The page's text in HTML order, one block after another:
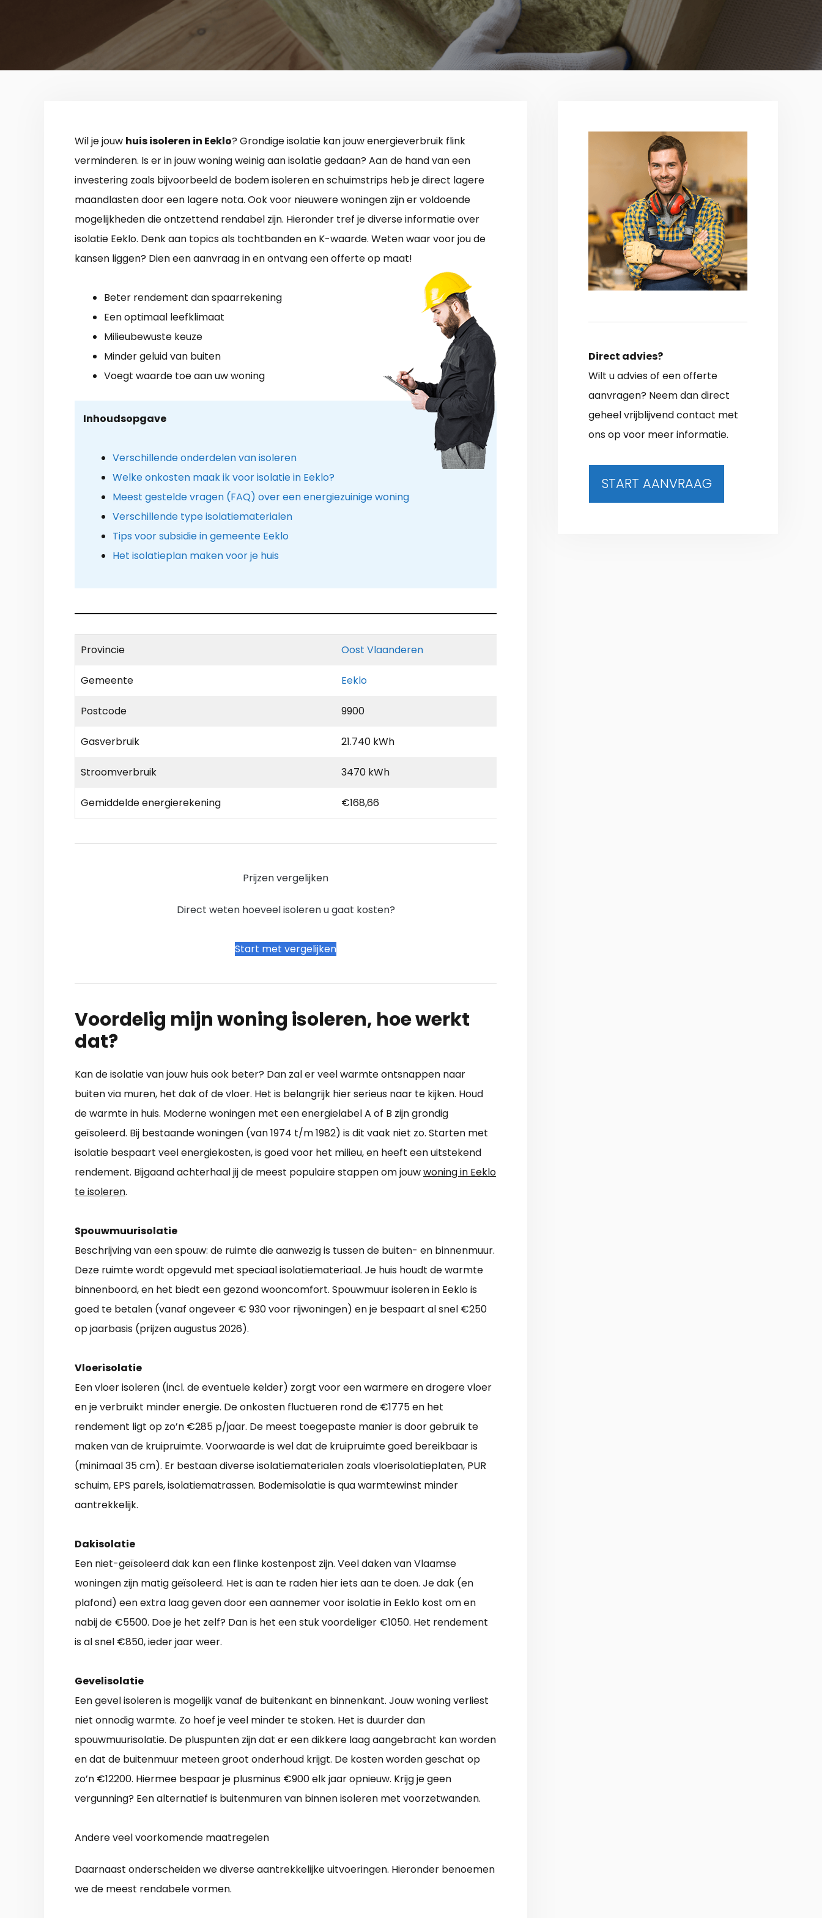
Wil je jouw huis isoleren in Eeklo? Grondige isolatie kan jouw energieverbruik flink
verminderen. Is er in jouw woning weinig aan isolatie gedaan? Aan de hand van een
investering zoals bijvoorbeeld de bodem isoleren en schuimstrips heb je direct lagere
maandlasten door een lagere nota. Ook voor nieuwere woningen zijn er voldoende
mogelijkheden die ontzettend rendabel zijn. Hieronder tref je diverse informatie over
isolatie Eeklo. Denk aan topics als tochtbanden en K-waarde. Weten waar voor jou de
kansen liggen? Dien een aanvraag in en ontvang een offerte op maat!
Beter rendement dan spaarrekening
Een optimaal leefklimaat
Milieubewuste keuze
Minder geluid van buiten
Voegt waarde toe aan uw woning
Inhoudsopgave
Verschillende onderdelen van isoleren
Welke onkosten maak ik voor isolatie in Eeklo?
Meest gestelde vragen (FAQ) over een energiezuinige woning
Verschillende type isolatiematerialen
Tips voor subsidie in gemeente Eeklo
Het isolatieplan maken voor je huis
Provincie Oost Vlaanderen
Gemeente Eeklo
Postcode 9900
Gasverbruik 21.740 kWh
Stroomverbruik 3470 kWh
Gemiddelde energierekening €168,66
Prijzen vergelijken
Direct weten hoeveel isoleren u gaat kosten?
Start met vergelijken
Voordelig mijn woning isoleren, hoe werkt
dat?
Kan de isolatie van jouw huis ook beter? Dan zal er veel warmte ontsnappen naar
buiten via muren, het dak of de vloer. Het is belangrijk hier serieus naar te kijken. Houd
de warmte in huis. Moderne woningen met een energielabel A of B zijn grondig
geïsoleerd. Bij bestaande woningen (van 1974 t/m 1982) is dit vaak niet zo. Starten met
isolatie bespaart veel energiekosten, is goed voor het milieu, en heeft een uitstekend
rendement. Bijgaand achterhaal jij de meest populaire stappen om jouwwoning in Eeklo
te isoleren.
Spouwmuurisolatie
Beschrijving van een spouw: de ruimte die aanwezig is tussen de buiten- en binnenmuur.
Deze ruimte wordt opgevuld met speciaal isolatiemateriaal. Je huis houdt de warmte
binnenboord, en het biedt een gezond wooncomfort. Spouwmuur isoleren in Eeklo is
goed te betalen (vanaf ongeveer € 930 voor rijwoningen) en je bespaart al snel €250
op jaarbasis (prijzen augustus 2026).
Vloerisolatie
Een vloer isoleren (incl. de eventuele kelder) zorgt voor een warmere en drogere vloer
en je verbruikt minder energie. De onkosten fluctueren rond de €1775 en het
rendement ligt op zo’n €285 p/jaar. De meest toegepaste manier is door gebruik te
maken van de kruipruimte. Voorwaarde is wel dat de kruipruimte goed bereikbaar is
(minimaal 35 cm). Er bestaan diverse isolatiematerialen zoals vloerisolatieplaten, PUR
schuim, EPS parels, isolatiematrassen. Bodemisolatie is qua warmtewinst minder
aantrekkelijk.
Dakisolatie
Een niet-geïsoleerd dak kan een flinke kostenpost zijn. Veel daken van Vlaamse
woningen zijn matig geïsoleerd. Het is aan te raden hier iets aan te doen. Je dak (en
plafond) een extra laag geven door een aannemer voor isolatie in Eeklo kost om en
nabij de €5500. Doe je het zelf? Dan is het een stuk voordeliger €1050. Het rendement
is al snel €850, ieder jaar weer.
Gevelisolatie
Een gevel isoleren is mogelijk vanaf de buitenkant en binnenkant. Jouw woning verliest
niet onnodig warmte. Zo hoef je veel minder te stoken. Het is duurder dan
spouwmuurisolatie. De pluspunten zijn dat er een dikkere laag aangebracht kan worden
en dat de buitenmuur meteen groot onderhoud krijgt. De kosten worden geschat op
zo’n €12200. Hiermee bespaar je plusminus €900 elk jaar opnieuw. Krijg je geen
vergunning? Een alternatief is buitenmuren van binnen isoleren met voorzetwanden.
Andere veel voorkomende maatregelen
Daarnaast onderscheiden we diverse aantrekkelijke uitvoeringen. Hieronder benoemen
we de meest rendabele vormen.
Direct advies?
Wilt u advies of een offerte
aanvragen? Neem dan direct
geheel vrijblijvend contact met
ons op voor meer informatie.
START AANVRAAG